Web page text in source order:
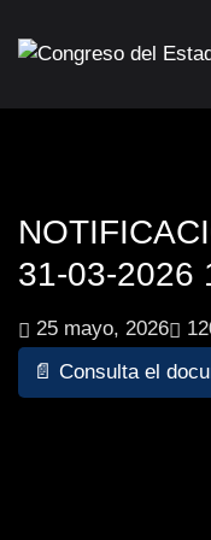
31-03-2026
25 mayo, 2026
📄 Consulta el